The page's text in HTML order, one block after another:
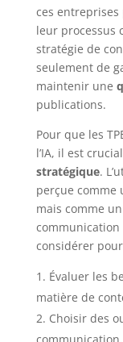
ces
leur processus
stratégie de
seulement de
maintenir une
publications.
Pour que les
l’IA, il est
stratégique.
perçue comme
mais comme
communication
considérer
Évaluer les
matière de
Choisir des